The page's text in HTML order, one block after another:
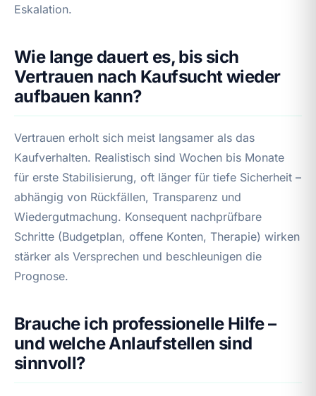
Eskalation.
Wie lange dauert es, bis sich
Vertrauen nach Kaufsucht wieder
aufbauen kann?
Vertrauen erholt sich meist langsamer als das
Kaufverhalten. Realistisch sind Wochen bis Monate
für erste Stabilisierung, oft länger für tiefe Sicherheit –
abhängig von Rückfällen, Transparenz und
Wiedergutmachung. Konsequent nachprüfbare
Schritte (Budgetplan, offene Konten, Therapie) wirken
stärker als Versprechen und beschleunigen die
Prognose.
Brauche ich professionelle Hilfe –
und welche Anlaufstellen sind
sinnvoll?